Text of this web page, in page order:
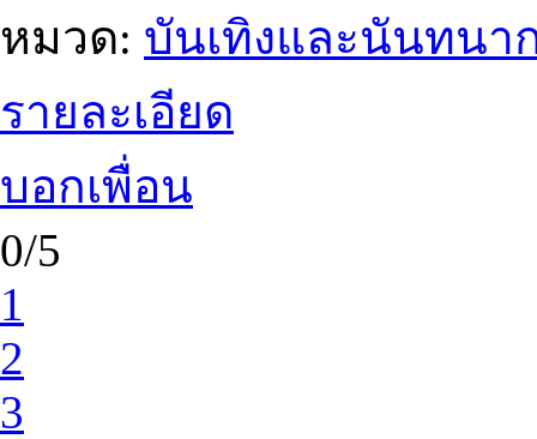
หมวด: บันเทิงและนันทนา
รายละเอียด
บอกเพื่อน
0/5
1
2
3